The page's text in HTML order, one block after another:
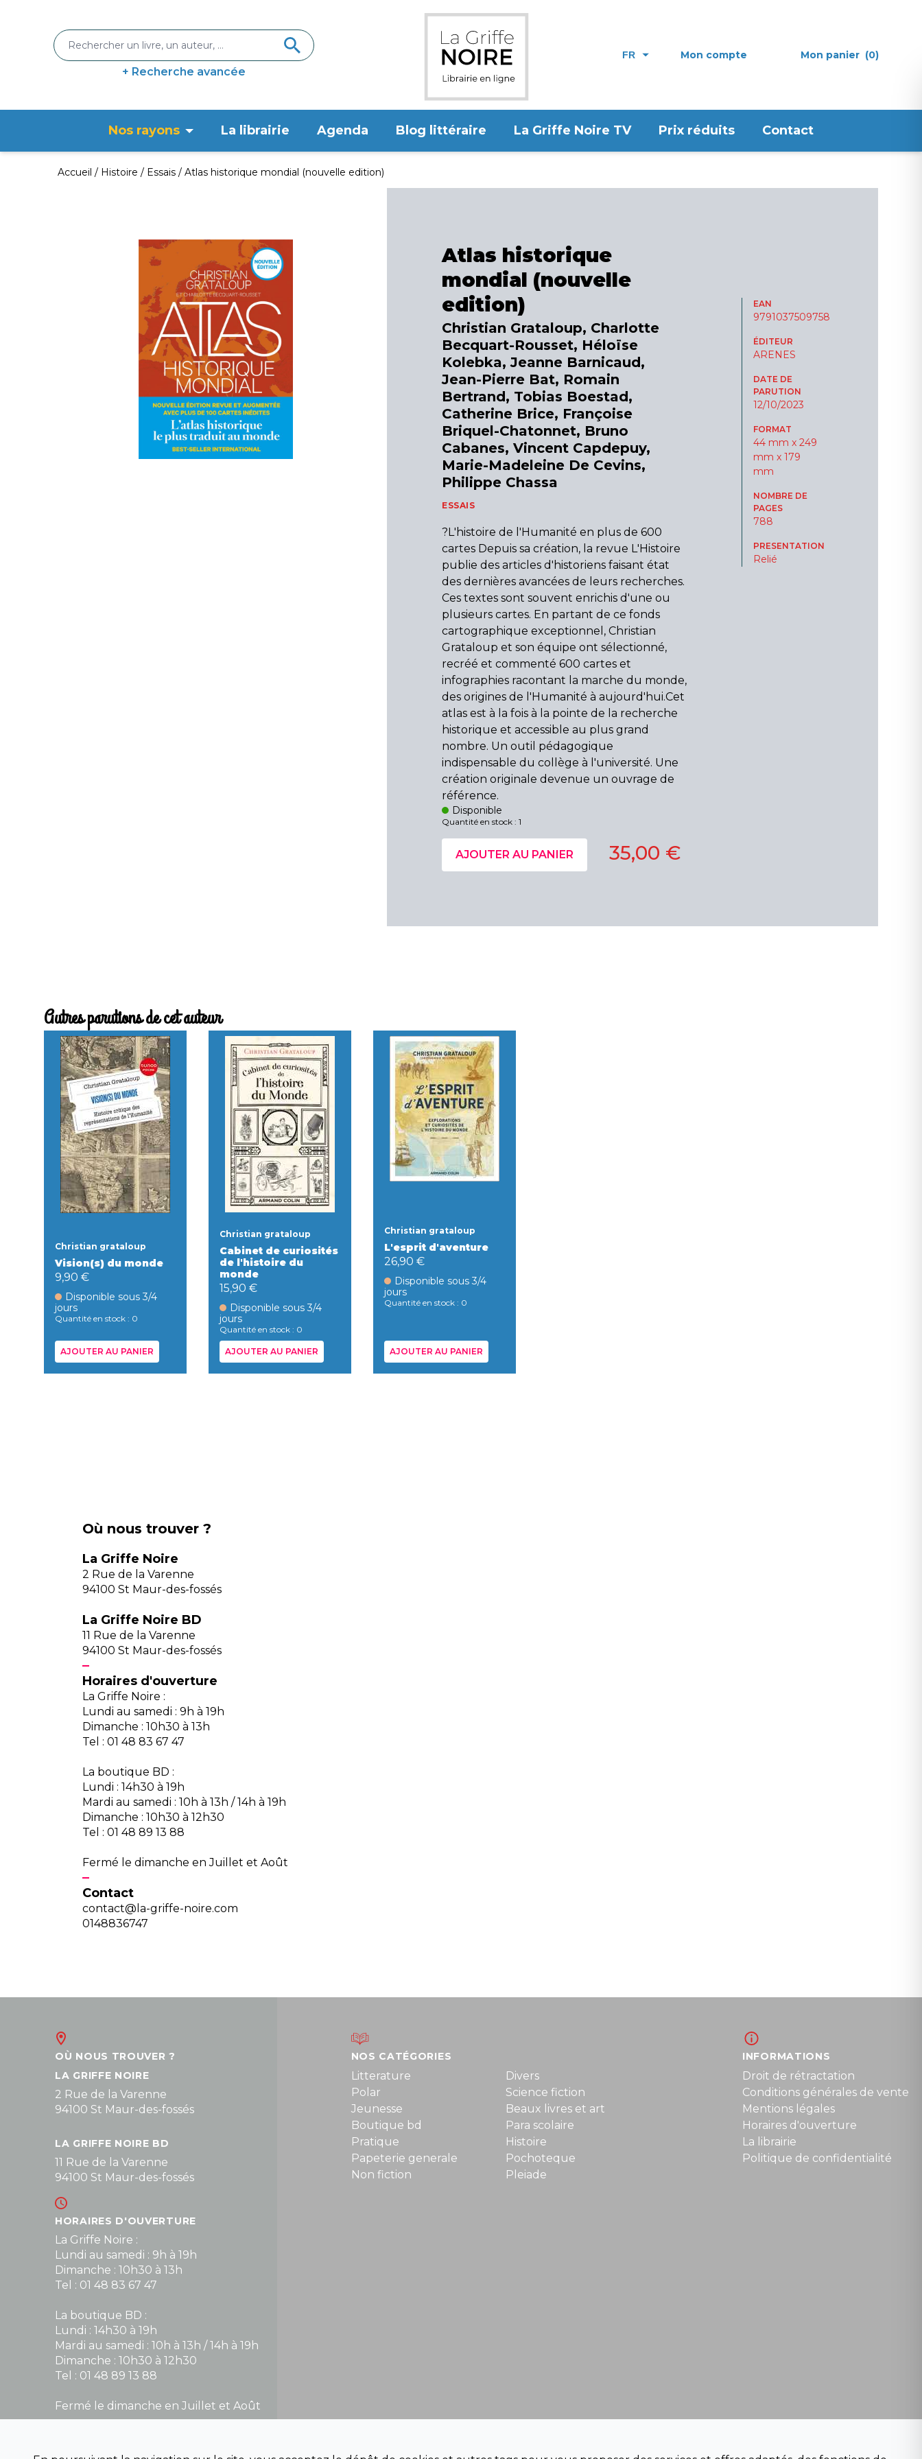
+ Recherche avancée
FR Mon compte Mon panier (0)
Nos rayons La librairie Agenda Blog littéraire La Griffe Noire TV Prix réduits Contact
Accueil Histoire Essais Atlas historique mondial (nouvelle edition)
Atlas historique
mondial (nouvelle
edition)
Christian Grataloup, Charlotte
Becquart-Rousset, Héloïse
Kolebka, Jeanne Barnicaud,
Jean-Pierre Bat, Romain
Bertrand, Tobias Boestad,
Catherine Brice, Françoise
Briquel-Chatonnet, Bruno
Cabanes, Vincent Capdepuy,
Marie-Madeleine De Cevins,
Philippe Chassa
ESSAIS
?L'histoire de l'Humanité en plus de 600
cartes Depuis sa création, la revue L'Histoire
publie des articles d'historiens faisant état
des dernières avancées de leurs recherches.
Ces textes sont souvent enrichis d'une ou
plusieurs cartes. En partant de ce fonds
cartographique exceptionnel, Christian
Grataloup et son équipe ont sélectionné,
recréé et commenté 600 cartes et
infographies racontant la marche du monde,
des origines de l'Humanité à aujourd'hui.Cet
atlas est à la fois à la pointe de la recherche
historique et accessible au plus grand
nombre. Un outil pédagogique
indispensable du collège à l'université. Une
création originale devenue un ouvrage de
référence.
Disponible
Quantité en stock : 1
EAN
9791037509758
ÉDITEUR
ARENES
DATE DE
PARUTION
12/10/2023
FORMAT
44 mm x 249
mm x 179
mm
NOMBRE DE
PAGES
788
PRESENTATION
Relié
35,00 €
AJOUTER AU PANIER
Autres parutions de cet auteur
Christian grataloup
Vision(s) du monde
9,90 €
Disponible sous 3/4
jours
Quantité en stock : 0
AJOUTER AU PANIER
Christian grataloup
Cabinet de curiosités
de l'histoire du
monde
15,90 €
Disponible sous 3/4
jours
Quantité en stock : 0
AJOUTER AU PANIER
Christian grataloup
L'esprit d'aventure
26,90 €
Disponible sous 3/4
jours
Quantité en stock : 0
AJOUTER AU PANIER
Où nous trouver ?
La Griffe Noire
2 Rue de la Varenne
94100 St Maur-des-fossés
La Griffe Noire BD
11 Rue de la Varenne
94100 St Maur-des-fossés
Horaires d'ouverture
La Griffe Noire :
Lundi au samedi : 9h à 19h
Dimanche : 10h30 à 13h
Tel : 01 48 83 67 47
La boutique BD :
Lundi : 14h30 à 19h
Mardi au samedi : 10h à 13h / 14h à 19h
Dimanche : 10h30 à 12h30
Tel : 01 48 89 13 88
Fermé le dimanche en Juillet et Août
Contact
contact@la-griffe-noire.com
0148836747
OÙ NOUS TROUVER ?
LA GRIFFE NOIRE
2 Rue de la Varenne
94100 St Maur-des-fossés
LA GRIFFE NOIRE BD
11 Rue de la Varenne
94100 St Maur-des-fossés
HORAIRES D'OUVERTURE
La Griffe Noire :
Lundi au samedi : 9h à 19h
Dimanche : 10h30 à 13h
Tel : 01 48 83 67 47
La boutique BD :
Lundi : 14h30 à 19h
Mardi au samedi : 10h à 13h / 14h à 19h
Dimanche : 10h30 à 12h30
Tel : 01 48 89 13 88
Fermé le dimanche en Juillet et Août
NOS CATÉGORIES
Litterature
Polar
Jeunesse
Boutique bd
Pratique
Papeterie generale
Non fiction
Divers
Science fiction
Beaux livres et art
Para scolaire
Histoire
Pochoteque
Pleiade
INFORMATIONS
Droit de rétractation
Conditions générales de vente
Mentions légales
Horaires d'ouverture
La librairie
Politique de confidentialité